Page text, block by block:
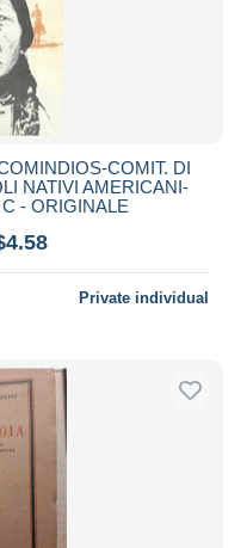
COMIT. DI
NATIVI AMERICANI-
- ORIGINALE
Private individual